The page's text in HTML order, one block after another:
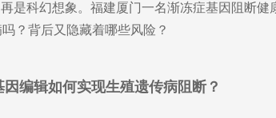
是科幻想象。福建厦门一名渐冻症基因阻断
？背后又隐藏着哪些风险？
因编辑如何实现生殖遗传病阻断？